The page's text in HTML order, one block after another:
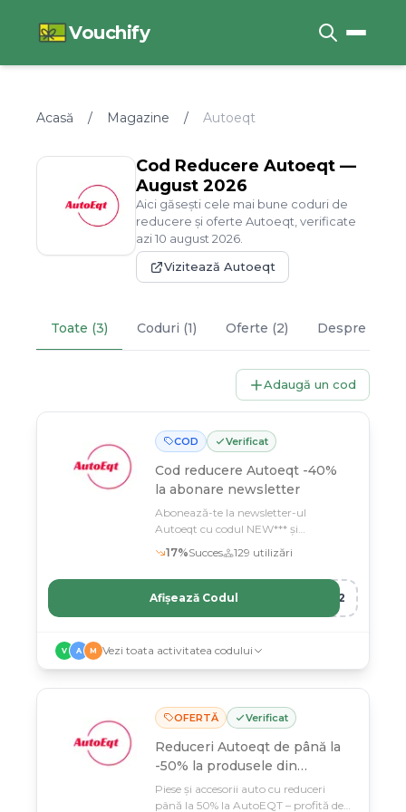
Vouchify
Acasă / Magazine / Autoeqt
Cod Reducere Autoeqt —
August 2026
Aici găsești cele mai bune coduri de
reducere și oferte Autoeqt , verificate
azi10 august 2026
Vizitează Autoeqt
Toate (3) Coduri (1) Oferte (2) Despre
Adaugă un cod
COD Verificat
Cod reducere Autoeqt -40%
la abonare newsletter
Abonează-te la newsletter-ul
Autoeqt cu codul NEW*** și
economisești 40% la piese și accesorii
17%Succes 129 utilizări
R12
Afișează Codul
V A M Vezi toata activitatea codului
OFERTĂ Verificat
Reduceri Autoeqt de până la
-50% la produsele din
selecție
Piese și accesorii auto cu reduceri
până la 50% la AutoEQT – profită de